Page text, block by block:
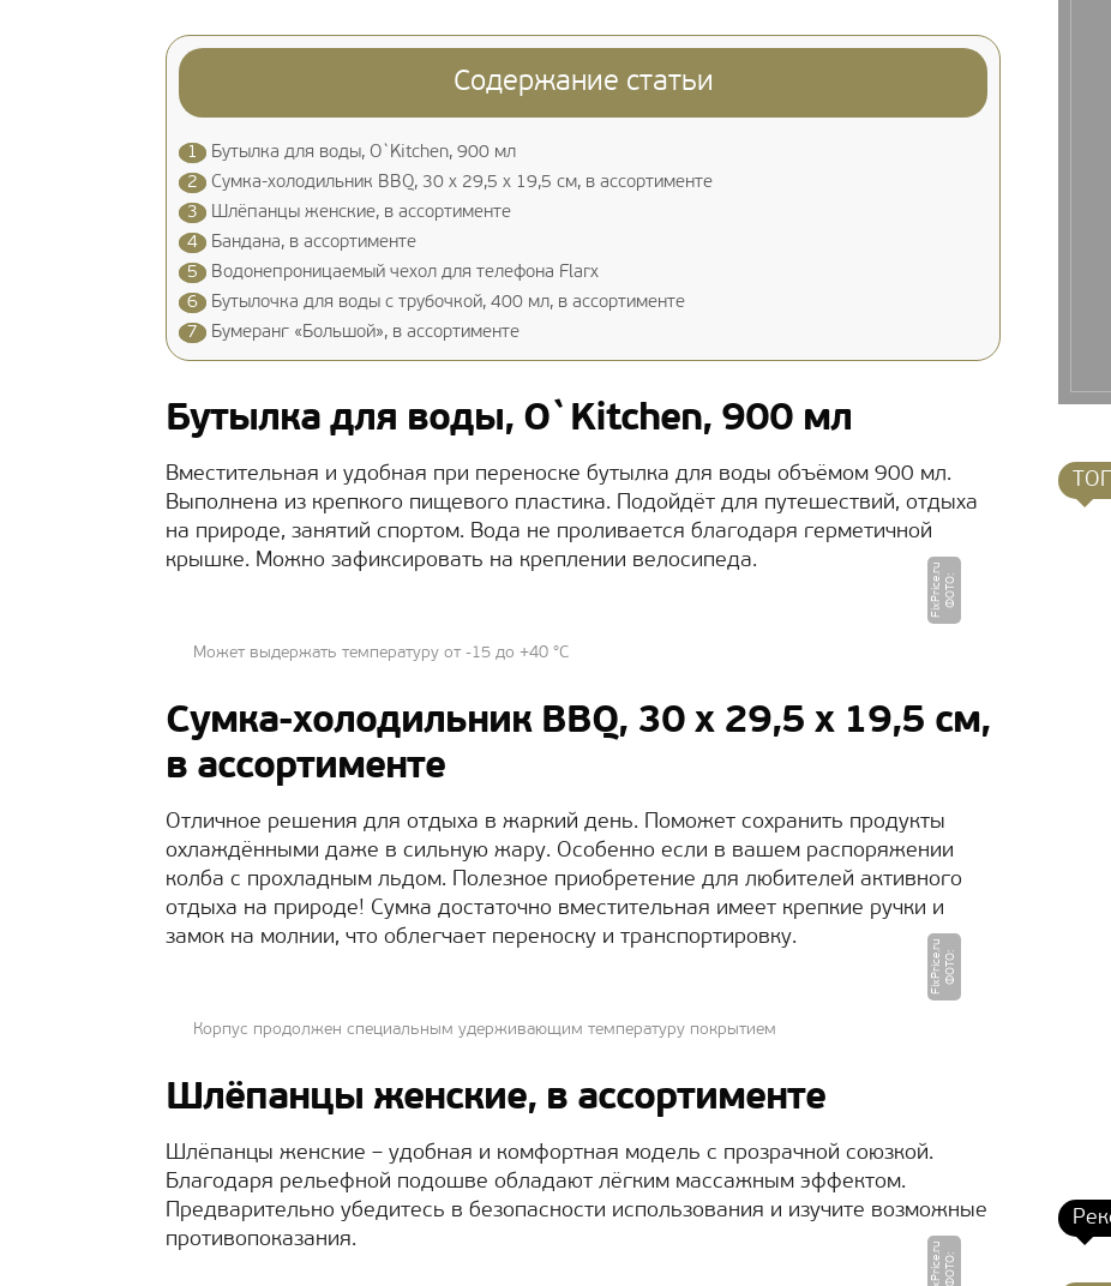
Содержание статьи
1
Бутылка для воды, O`Kitchen, 900 мл
2
Сумка-холодильник BBQ, 30 х 29,5 х 19,5 см, в ассортименте
3
Шлёпанцы женские, в ассортименте
4
Бандана, в ассортименте
5
Водонепроницаемый чехол для телефона Flarx
6
Бутылочка для воды с трубочкой, 400 мл, в ассортименте
7
Бумеранг «Большой», в ассортименте
Бутылка для воды, O`Kitchen, 900 мл
Вместительная и удобная при переноске бутылка для воды объёмом 900 мл.
Выполнена из крепкого пищевого пластика. Подойдёт для путешествий, отдыха
на природе, занятий спортом. Вода не проливается благодаря герметичной
крышке. Можно зафиксировать на креплении велосипеда.
Ф
О
Т
О
:
Fi
x
P
ri
c
e.
r
u
Может выдержать температуру от -15 до +40 °C
Сумка-холодильник BBQ, 30 х 29,5 х 19,5 см,
в ассортименте
Отличное решения для отдыха в жаркий день. Поможет сохранить продукты
охлаждёнными даже в сильную жару. Особенно если в вашем распоряжении
колба с прохладным льдом. Полезное приобретение для любителей активного
отдыха на природе! Сумка достаточно вместительная имеет крепкие ручки и
замок на молнии, что облегчает переноску и транспортировку.
Ф
О
Т
О
:
Fi
x
P
ri
c
e.
r
u
Корпус продолжен специальным удерживающим температуру покрытием
Шлёпанцы женские, в ассортименте
Шлёпанцы женские – удобная и комфортная модель с прозрачной союзкой.
Благодаря рельефной подошве обладают лёгким массажным эффектом.
Предварительно убедитесь в безопасности использования и изучите возможные
противопоказания.
Ф
О
Т
О
:
Fi
x
P
ri
c
e.
r
u